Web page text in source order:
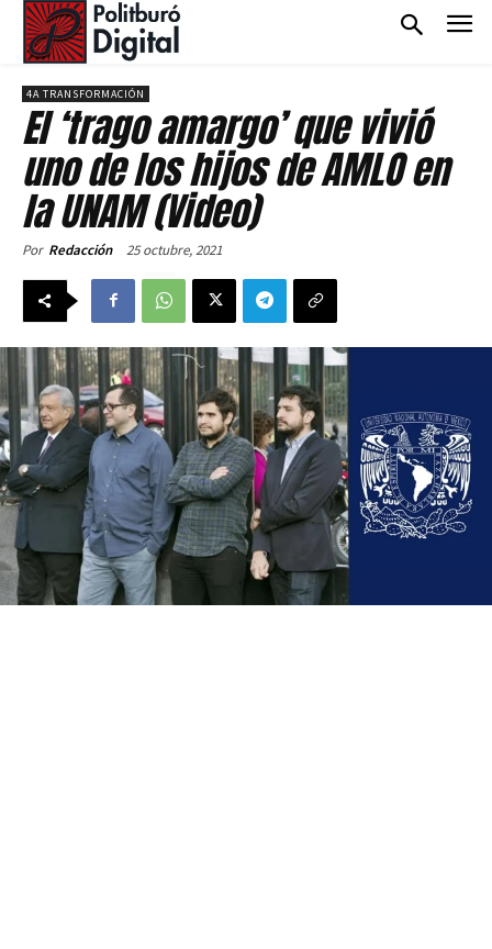
4A TRANSFORMACIÓN
El ‘trago amargo’ que vivió
uno de los hijos de AMLO en
la UNAM (Video)
Por Redacción 25 octubre, 2021